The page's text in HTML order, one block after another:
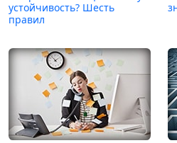
устойчивость? Шесть
правил